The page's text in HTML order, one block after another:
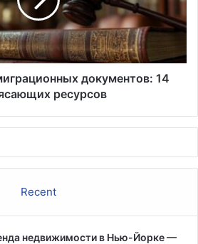
документов: 14
ресурсов
Recent
недвижимости в Нью-Йорке —